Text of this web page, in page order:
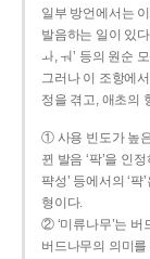
일부 방언에서는
발음하는 일이 있
ㅘ, ㅝ’ 등의 원순
그러나 이 조항에
정을 겪고, 애초의
① 사용 빈도가 높은
뀐 발음 ‘팍’을 인
퍅성’ 등에서의 ‘퍅
형이다.
② ‘미류나무’는 버
버드나무의 의미를